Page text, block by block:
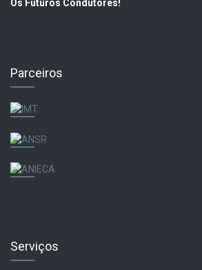
Os Futuros Condutores!
Parceiros
Serviços